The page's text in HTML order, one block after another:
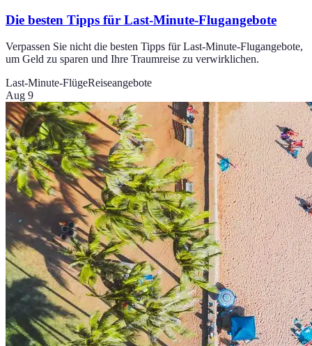
Die besten Tipps für Last-Minute-Flugangebote
Verpassen Sie nicht die besten Tipps für Last-Minute-Flugangebote,
um Geld zu sparen und Ihre Traumreise zu verwirklichen.
Last-Minute-FlügeReiseangebote
Aug 9